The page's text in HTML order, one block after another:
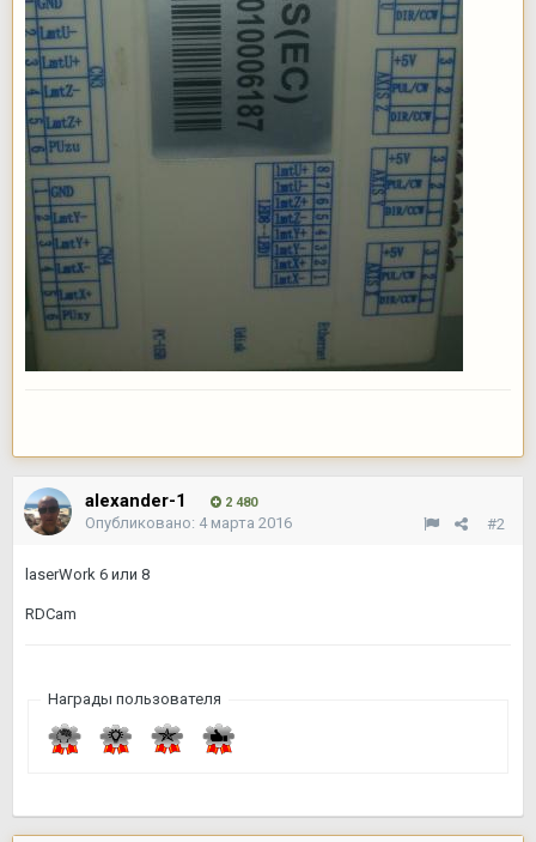
alexander-1 2 480
#2
Опубликовано: 4 марта 2016
laserWork 6 или 8
RDCam
Награды пользователя